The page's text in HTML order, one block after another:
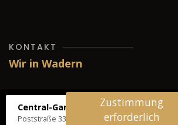
KONTAKT
Wir in Wadern
Central-Garage H. Wilhelm
Poststraße 33, 66687 Wadern
Zustimmung
erforderlich